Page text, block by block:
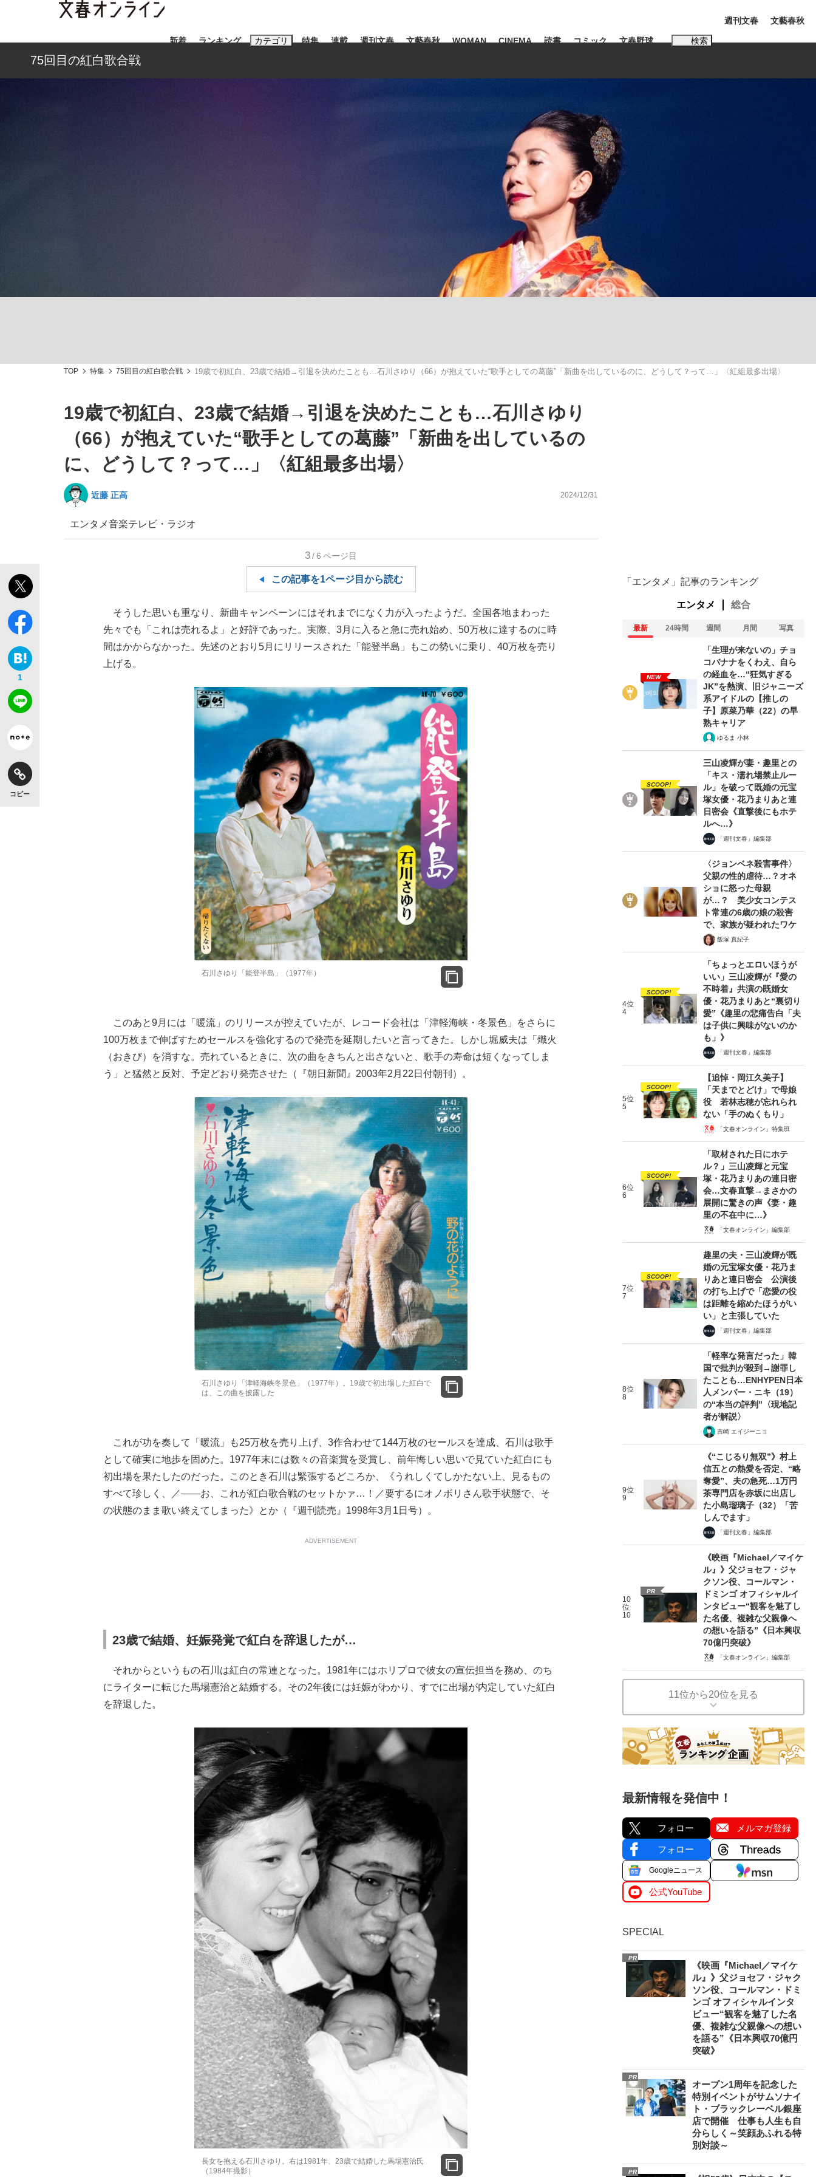
新着 ランキング カテゴリ
「最悪の空気のまま解散」WBC日本代表“敗戦”の真実 選手が明かす...
「目標達成できなかったからと言って…」サッカー日本代表・森保一監督...
特集
観る将棋、読む将棋
the Style
連載 週刊文春 文藝春秋 WOMAN CINEMA 読書 コミック 文春野球 検索
#内田有紀
#松田聖子
週刊文春 文藝春秋
75回目の紅白歌合戦
TOP 特集 75回目の紅白歌合戦 19歳で初紅白、23歳で結婚→引退を決めたことも…石川さゆり（66）が抱えていた“歌手としての葛藤”「新曲を出しているのに、どうして？って…」〈紅組最多出場〉
19歳で初紅白、23歳で結婚→引退を決めたことも…石川さゆり
（66）が抱えていた“歌手としての葛藤”「新曲を出しているの
に、どうして？って…」〈紅組最多出場〉
近藤 正高 2024/12/31
エンタメ音楽テレビ・ラジオ
1
コピー
3/6 ページ目
この記事を1ページ目から読む
そうした思いも重なり、新曲キャンペーンにはそれまでになく力が入ったようだ。全国各地まわった
先々でも「これは売れるよ」と好評であった。実際、3月に入ると急に売れ始め、50万枚に達するのに時
間はかからなかった。先述のとおり5月にリリースされた「能登半島」もこの勢いに乗り、40万枚を売り
上げる。
石川さゆり「能登半島」（1977年）
このあと9月には「暖流」のリリースが控えていたが、レコード会社は「津軽海峡・冬景色」をさらに
100万枚まで伸ばすためセールスを強化するので発売を延期したいと言ってきた。しかし堀威夫は「熾火
（おきび）を消すな。売れているときに、次の曲をきちんと出さないと、歌手の寿命は短くなってしま
う」と猛然と反対、予定どおり発売させた（『朝日新聞』2003年2月22日付朝刊）。
石川さゆり「津軽海峡冬景色」（1977年）。19歳で初出場した紅白で
は、この曲を披露した
これが功を奏して「暖流」も25万枚を売り上げ、3作合わせて144万枚のセールスを達成、石川は歌手
として確実に地歩を固めた。1977年末には数々の音楽賞を受賞し、前年悔しい思いで見ていた紅白にも
初出場を果たしたのだった。このとき石川は緊張するどころか、《うれしくてしかたない上、見るもの
すべて珍しく、／――お、これが紅白歌合戦のセットかァ…！／要するにオノボリさん歌手状態で、そ
の状態のまま歌い終えてしまった》とか（『週刊読売』1998年3月1日号）。
ADVERTISEMENT
23歳で結婚、妊娠発覚で紅白を辞退したが…
それからというもの石川は紅白の常連となった。1981年にはホリプロで彼女の宣伝担当を務め、のち
にライターに転じた馬場憲治と結婚する。その2年後には妊娠がわかり、すでに出場が内定していた紅白
を辞退した。
長女を抱える石川さゆり。右は1981年、23歳で結婚した馬場憲治氏
（1984年撮影）
「エンタメ」記事のランキング
エンタメ 総合
最新 24時間 週間 月間 写真
NEW
「生理が来ないの」チョ
コバナナをくわえ、自ら
の経血を…“狂気すぎる
JK”を熱演、旧ジャニーズ
系アイドルの【推しの
子】原菜乃華（22）の早
熟キャリア
ゆるま 小林
SCOOP!
三山凌輝が妻・趣里との
「キス・濡れ場禁止ルー
ル」を破って既婚の元宝
塚女優・花乃まりあと連
日密会《直撃後にもホテ
ルへ…》
「週刊文春」編集部
〈ジョンベネ殺害事件〉
父親の性的虐待…？オネ
ショに怒った母親
が…？ 美少女コンテス
ト常連の6歳の娘の殺害
で、家族が疑われたワケ
飯塚 真紀子
4位
4
SCOOP!
「ちょっとエロいほうが
いい」三山凌輝が『愛の
不時着』共演の既婚女
優・花乃まりあと“裏切り
愛”《趣里の悲痛告白「夫
は子供に興味がないのか
も」》
「週刊文春」編集部
5位
5
SCOOP!
【追悼・岡江久美子】
「天までとどけ」で母娘
役 若林志穂が忘れられ
ない「手のぬくもり」
「文春オンライン」特集班
6位
6
SCOOP!
「取材された日にホテ
ル？」三山凌輝と元宝
塚・花乃まりあの連日密
会…文春直撃→まさかの
展開に驚きの声《妻・趣
里の不在中に…》
「文春オンライン」編集部
7位
7
SCOOP!
趣里の夫・三山凌輝が既
婚の元宝塚女優・花乃ま
りあと連日密会 公演後
の打ち上げで「恋愛の役
は距離を縮めたほうがい
い」と主張していた
「週刊文春」編集部
8位
8
「軽率な発言だった」韓
国で批判が殺到→謝罪し
たことも…ENHYPEN日本
人メンバー・ニキ（19）
の“本当の評判”〈現地記
者が解説〉
吉崎 エイジーニョ
9位
9
《“こじるり無双”》村上
信五との熱愛を否定、“略
奪愛”、夫の急死…1万円
茶専門店を赤坂に出店し
た小島瑠璃子（32）「苦
しんでます」
「週刊文春」編集部
10
位
10
PR
《映画『Michael／マイケ
ル』》父ジョセフ・ジャ
クソン役、コールマン・
ドミンゴ オフィシャルイ
ンタビュー“観客を魅了し
た名優、複雑な父親像へ
の想いを語る”《日本興収
70億円突破》
「文春オンライン」編集部
11位から20位を見る
最新情報を発信中！
フォロー メルマガ登録
フォロー
Googleニュース
公式YouTube
SPECIAL
PR
《映画『Michael／マイケ
ル』》父ジョセフ・ジャク
ソン役、コールマン・ドミ
ンゴ オフィシャルインタ
ビュー“観客を魅了した名
優、複雑な父親像への想い
を語る”《日本興収70億円
突破》
PR
オープン1周年を記念した
特別イベントがサムソナイ
ト・ブラックレーベル銀座
店で開催 仕事も人生も自
分らしく～笑顔あふれる特
別対談～
PR